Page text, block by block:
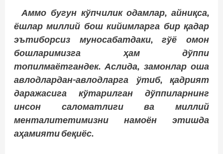
Аммо бугун кўпчилик одамлар, айниқса,
ёшлар миллий бош кийимларга бир қадар
эътиборсиз муносабатдаки, гўё омон
бошларимизга ҳам дўппи
топилмаётгандек. Аслида, замонлар оша
авлодлардан-авлодларга ўтиб, қадрият
даражасига кўтарилган дўппиларнинг
инсон саломатлиги ва миллий
менталитетимизни намоён этишда
аҳамияти беқиёс.